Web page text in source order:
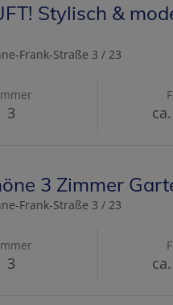
Stylisch &
Frank-Straße 3 / 23
3
3 Zimmer
Frank-Straße 3 / 23
3